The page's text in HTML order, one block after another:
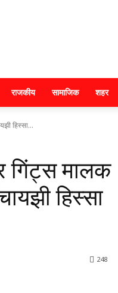
क्राइम
राजकीय सामाजिक शहर
हिस्सा...
गिंट्स मालक
हिस्सा
248